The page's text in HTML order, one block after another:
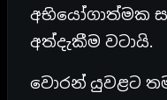
අභියෝගාත්මක
අත්දැකීම වටායි.
වොරන් යුවළට